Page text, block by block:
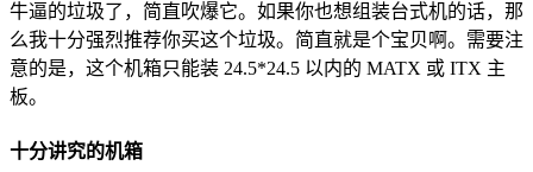
牛逼的垃圾了，简直吹爆它。如果你也想组装台式机的话，那
么我十分强烈推荐你买这个垃圾。简直就是个宝贝啊。需要注
意的是，这个机箱只能装 24.5*24.5 以内的 MATX 或 ITX 主
板。
十分讲究的机箱